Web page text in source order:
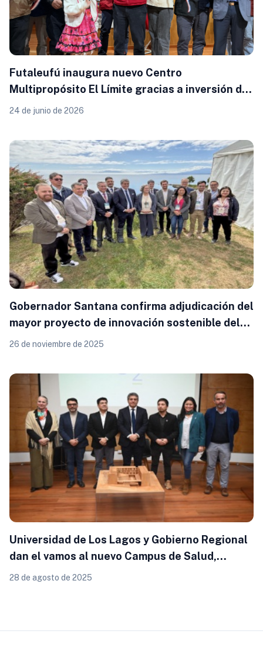
Futaleufú inaugura nuevo Centro
Multipropósito El Límite gracias a inversión del
Gobierno Regional
24 de junio de 2026
Gobernador Santana confirma adjudicación del
mayor proyecto de innovación sostenible del
sur de Chile: Consorcio encabezado por la
Centro Tecnológico de Economía Circular
26 de noviembre de 2025
Universidad de Los Lagos y Gobierno Regional
dan el vamos al nuevo Campus de Salud,
Ingeniería y Artes en Puerto Montt
28 de agosto de 2025